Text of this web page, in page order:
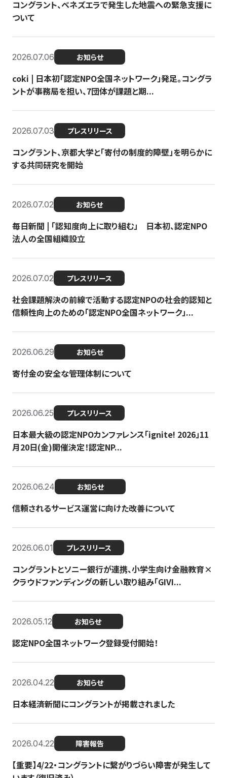
コングラント、ベネズエラで発生した地震への緊急支援に
ついて
2026.07.06 お知らせ
coki | 日本初「認定NPO全国ネットワーク」発足。コングラ
ントが事務局を担い、7団体が課題と期...
2026.07.03 プレスリリース
コングラント、京都大学と「寄付の制度的障壁」を明らかに
する共同研究を開始
2026.07.02 お知らせ
毎日新聞 | 「認知度向上に取り組む」 日本初、認定NPO
法人の全国組織設立
2026.07.02 プレスリリース
社会課題解決の前線で活動する認定NPOの社会的認知と
信頼性向上のための「認定NPO全国ネットワーク」...
2026.06.29 お知らせ
寄付金の安全な管理体制について
2026.06.25 プレスリリース
日本最大級の認定NPOカンファレンス「ignite! 2026」11
月20日(金)開催決定！認定NP...
2026.06.24 お知らせ
信頼されるサービス運営に向けた改善について
2026.06.01 プレスリリース
コングラントとソニー銀行が連携、小学生向け金融教育×
クラウドファンディングの新しい取り組み「GIVI...
2026.05.12 お知らせ
認定NPO全国ネットワーク登録受付開始！
2026.04.22 お知らせ
日本経済新聞にコングラントが掲載されました
2026.04.22 障害報告
【重要】4/22・コングラントに繋がりづらい障害が発生して